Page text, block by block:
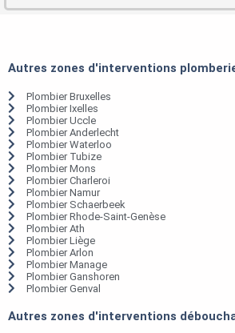
Autres zones d'interventions
Plombier Bruxelles
Plombier Ixelles
Plombier Uccle
Plombier Anderlecht
Plombier Waterloo
Plombier Tubize
Plombier Mons
Plombier Charleroi
Plombier Namur
Plombier Schaerbeek
Plombier Rhode-Saint-Genèse
Plombier Ath
Plombier Liège
Plombier Arlon
Plombier Manage
Plombier Ganshoren
Plombier Genval
Autres zones d'interventions